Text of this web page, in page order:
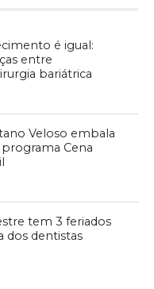
é igual:
entre
bariátrica
Veloso embala
Cena
tem 3 feriados
dos dentistas